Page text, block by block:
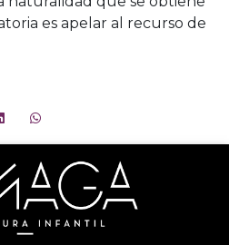
es apelar al recurso de